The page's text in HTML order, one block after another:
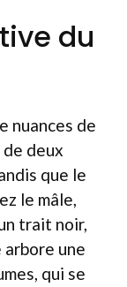
du
nuances de
deux
que le
le mâle,
trait noir,
une
qui se